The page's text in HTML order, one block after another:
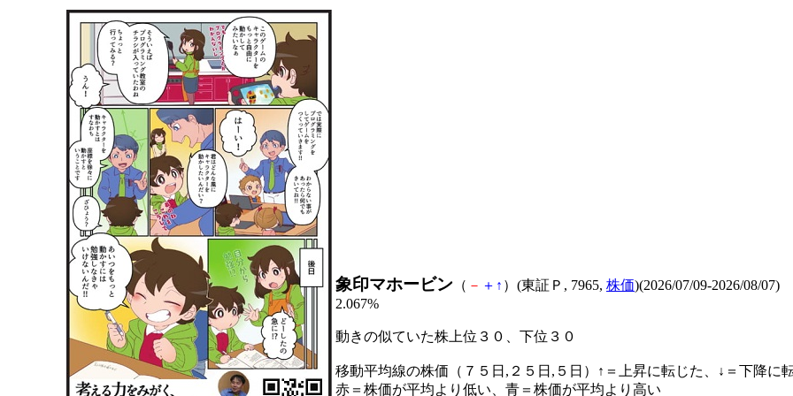
象印マホービン （ － ＋ ↑ ）(東証Ｐ, 7965, 株価)(2026/07/09-2026/08/07)
2.067%
動きの似ていた株上位３０、下位３０
移動平均線の株価（７５日,２５日,５日）↑＝上昇に転じた、↓＝下降に
赤＝株価が平均より低い、青＝株価が平均より高い